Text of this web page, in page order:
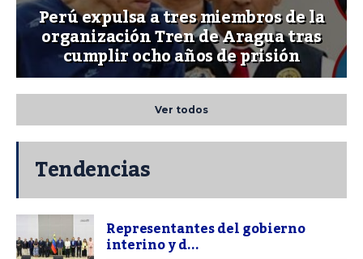
Perú expulsa a tres miembros de la
organización Tren de Aragua tras
cumplir ocho años de prisión
Ver todos
Tendencias
Representantes del gobierno
interino y d...